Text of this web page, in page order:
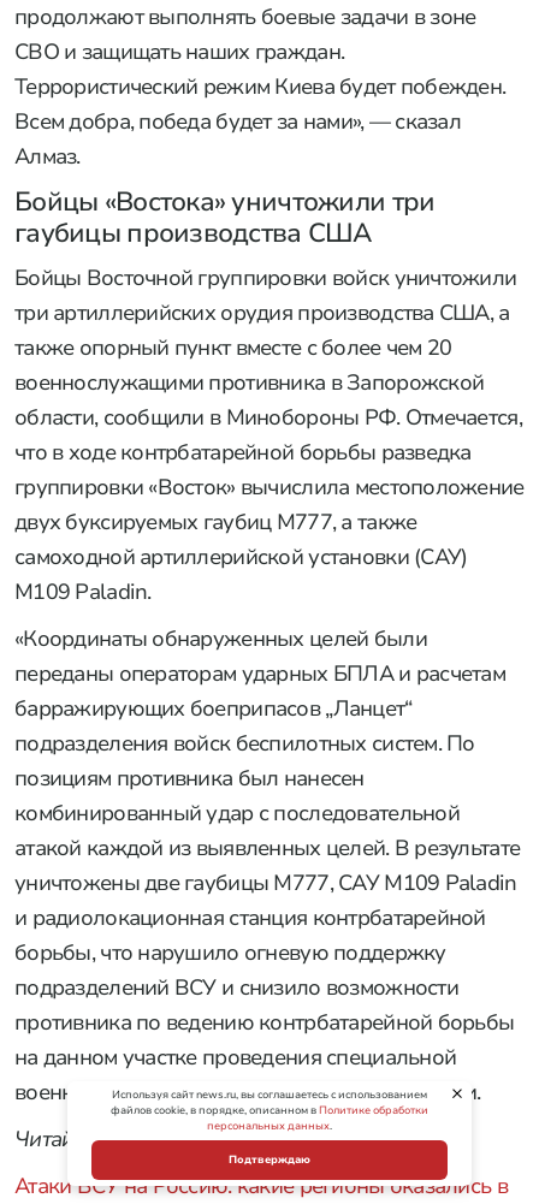
продолжают выполнять боевые задачи в зоне
СВО и защищать наших граждан.
Террористический режим Киева будет побежден.
Всем добра, победа будет за нами», — сказал
Алмаз.
Бойцы «Востока» уничтожили три
гаубицы производства США
Бойцы Восточной группировки войск уничтожили
три артиллерийских орудия производства США, а
также опорный пункт вместе с более чем 20
военнослужащими противника в Запорожской
области, сообщили в Минобороны РФ. Отмечается,
что в ходе контрбатарейной борьбы разведка
группировки «Восток» вычислила местоположение
двух буксируемых гаубиц M777, а также
самоходной артиллерийской установки (САУ)
M109 Paladin.
«Координаты обнаруженных целей были
переданы операторам ударных БПЛА и расчетам
барражирующих боеприпасов „Ланцет“
подразделения войск беспилотных систем. По
позициям противника был нанесен
комбинированный удар с последовательной
атакой каждой из выявленных целей. В результате
уничтожены две гаубицы M777, САУ M109 Paladin
и радиолокационная станция контрбатарейной
борьбы, что нарушило огневую поддержку
подразделений ВСУ и снизило возможности
противника по ведению контрбатарейной борьбы
на данном участке проведения специальной
военной операции», —говоритсяв сообщении.
Читайте также:
Атаки ВСУ на Россию: какие регионы оказались в
Используя сайт news.ru, вы соглашаетесь с использованием
файлов cookie, в порядке, описанном вПолитике обработки
персональных данных.
Подтверждаю